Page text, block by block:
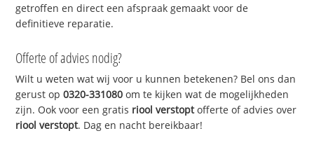
getroffen en direct een afspraak gemaakt voor de
definitieve reparatie.
Offerte of advies nodig?
Wilt u weten wat wij voor u kunnen betekenen? Bel ons dan
gerust op0320-331080 om te kijken wat de mogelijkheden
zijn. Ook voor een gratis riool verstoptofferte of advies over
riool verstopt. Dag en nacht bereikbaar!